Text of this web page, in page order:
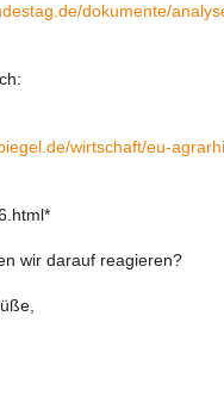
dokumente/
wirtschaft/eu-
wir darauf reagieren?